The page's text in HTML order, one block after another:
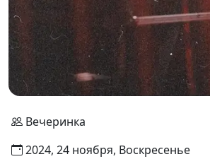
Вечеринка
2024, 24 ноября, Воскресенье